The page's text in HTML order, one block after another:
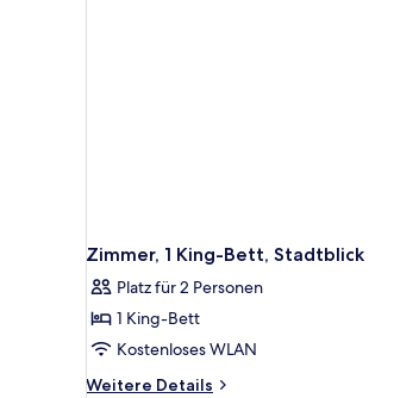
Zimmer, 1 King-Bett, Stadtblick
Platz für 2 Personen
1 King-Bett
Kostenloses WLAN
Weitere Details
Weitere